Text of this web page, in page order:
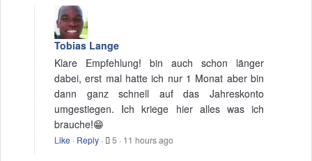
Tobias Lange
Klare Empfehlung! bin auch schon länger
dabei, erst mal hatte ich nur 1 Monat aber bin
dann ganz schnell auf das Jahreskonto
umgestiegen. Ich kriege hier alles was ich
brauche!😁
Like · Reply · 5 · 11 hours ago